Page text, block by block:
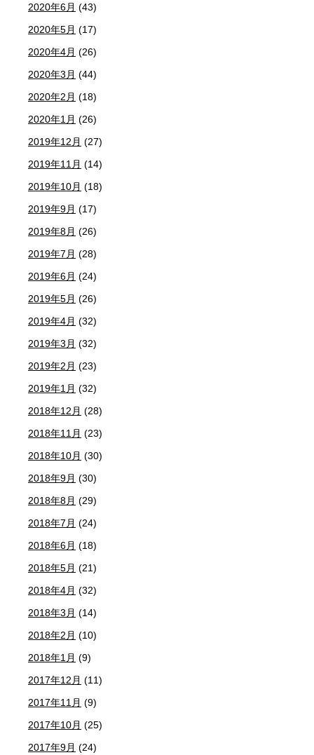
2020年6月 (43)
2020年5月 (17)
2020年4月 (26)
2020年3月 (44)
2020年2月 (18)
2020年1月 (26)
2019年12月 (27)
2019年11月 (14)
2019年10月 (18)
2019年9月 (17)
2019年8月 (26)
2019年7月 (28)
2019年6月 (24)
2019年5月 (26)
2019年4月 (32)
2019年3月 (32)
2019年2月 (23)
2019年1月 (32)
2018年12月 (28)
2018年11月 (23)
2018年10月 (30)
2018年9月 (30)
2018年8月 (29)
2018年7月 (24)
2018年6月 (18)
2018年5月 (21)
2018年4月 (32)
2018年3月 (14)
2018年2月 (10)
2018年1月 (9)
2017年12月 (11)
2017年11月 (9)
2017年10月 (25)
2017年9月 (24)